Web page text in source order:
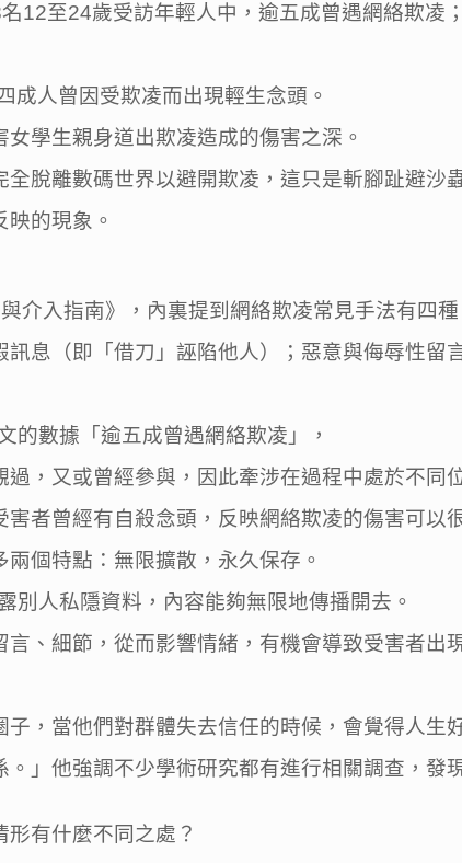
12至24歲受訪年輕人中，逾五成曾遇網絡欺凌
成人曾因受欺凌而出現輕生念頭。
學生親身道出欺凌造成的傷害之深。
脫離數碼世界以避開欺凌，這只是斬腳趾避沙
的現象。
介入指南》，內裏提到網絡欺凌常見手法有四
息（即「借刀」誣陷他人）；惡意與侮辱性留
的數據「逾五成曾遇網絡欺凌」，
過，又或曾經參與，因此牽涉在過程中處於不同
害者曾經有自殺念頭，反映網絡欺凌的傷害可以
個特點：無限擴散，永久保存。
人私隱資料，內容能夠無限地傳播開去。
、細節，從而影響情緒，有機會導致受害者出
子，當他們對群體失去信任的時候，會覺得人生
」他強調不少學術研究都有進行相關調查，發
有什麼不同之處？